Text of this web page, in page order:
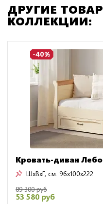
ДРУГИЕ
КОЛЛЕКЦИИ:
-40%
Кровать-диван
ШxВxГ, см: 96x100x222
89 300 руб
53 580 руб